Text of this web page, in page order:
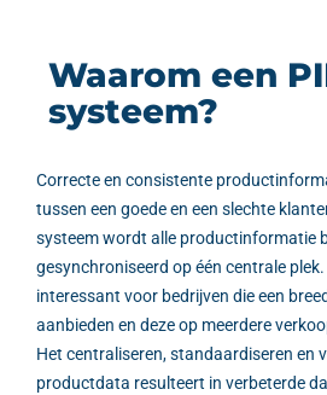
Waarom een
systeem?
Correcte en consistente
tussen een goede en een slechte
systeem wordt alle productinformatie
gesynchroniseerd op één centrale
interessant voor bedrijven die een
aanbieden en deze op meerdere
Het centraliseren, standaardiseren en
productdata resulteert in verbeterde